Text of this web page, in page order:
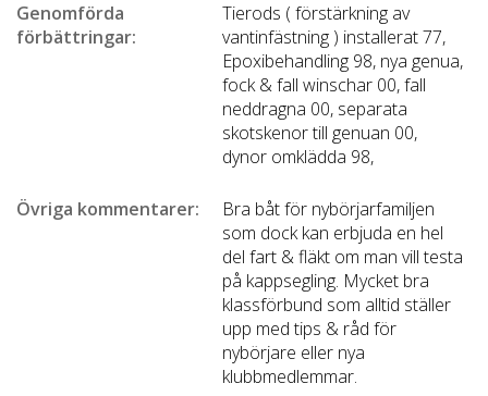
Genomförda
förbättringar:
Tierods ( förstärkning av
vantinfästning ) installerat 77,
Epoxibehandling 98, nya genua,
fock & fall winschar 00, fall
neddragna 00, separata
skotskenor till genuan 00,
dynor omklädda 98,
Övriga kommentarer:
Bra båt för nybörjarfamiljen
som dock kan erbjuda en hel
del fart & fläkt om man vill testa
på kappsegling. Mycket bra
klassförbund som alltid ställer
upp med tips & råd för
nybörjare eller nya
klubbmedlemmar.